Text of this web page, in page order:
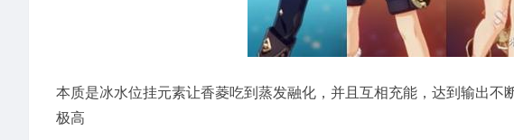
本质是冰水位挂元素让香菱吃到蒸发融化，并且互相充能，达到输出
极高